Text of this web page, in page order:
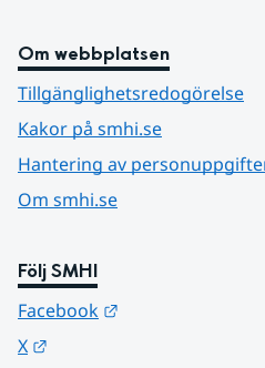
Om webbplatsen
Tillgänglighetsredogörelse
Kakor på smhi.se
Hantering av
Om smhi.se
Följ SMHI
Facebook
X